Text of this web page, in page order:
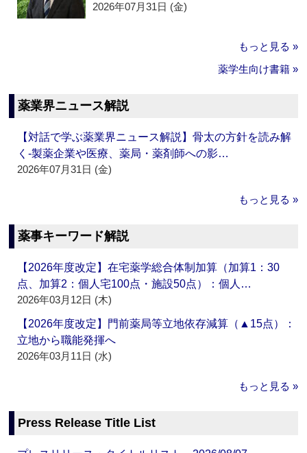
2026年07月31日 (金)
もっと見る »
薬学生向け書籍 »
薬業界ニュース解説
【対話で学ぶ薬業界ニュース解説】骨太の方針を読み解
く‐製薬企業や医療、薬局・薬剤師への影…
2026年07月31日 (金)
もっと見る »
薬事キーワード解説
【2026年度改定】在宅薬学総合体制加算（加算1：30
点、加算2：個人宅100点・施設50点）：個人…
2026年03月12日 (木)
【2026年度改定】門前薬局等立地依存減算（▲15点）：
立地から職能発揮へ
2026年03月11日 (水)
もっと見る »
Press Release Title List